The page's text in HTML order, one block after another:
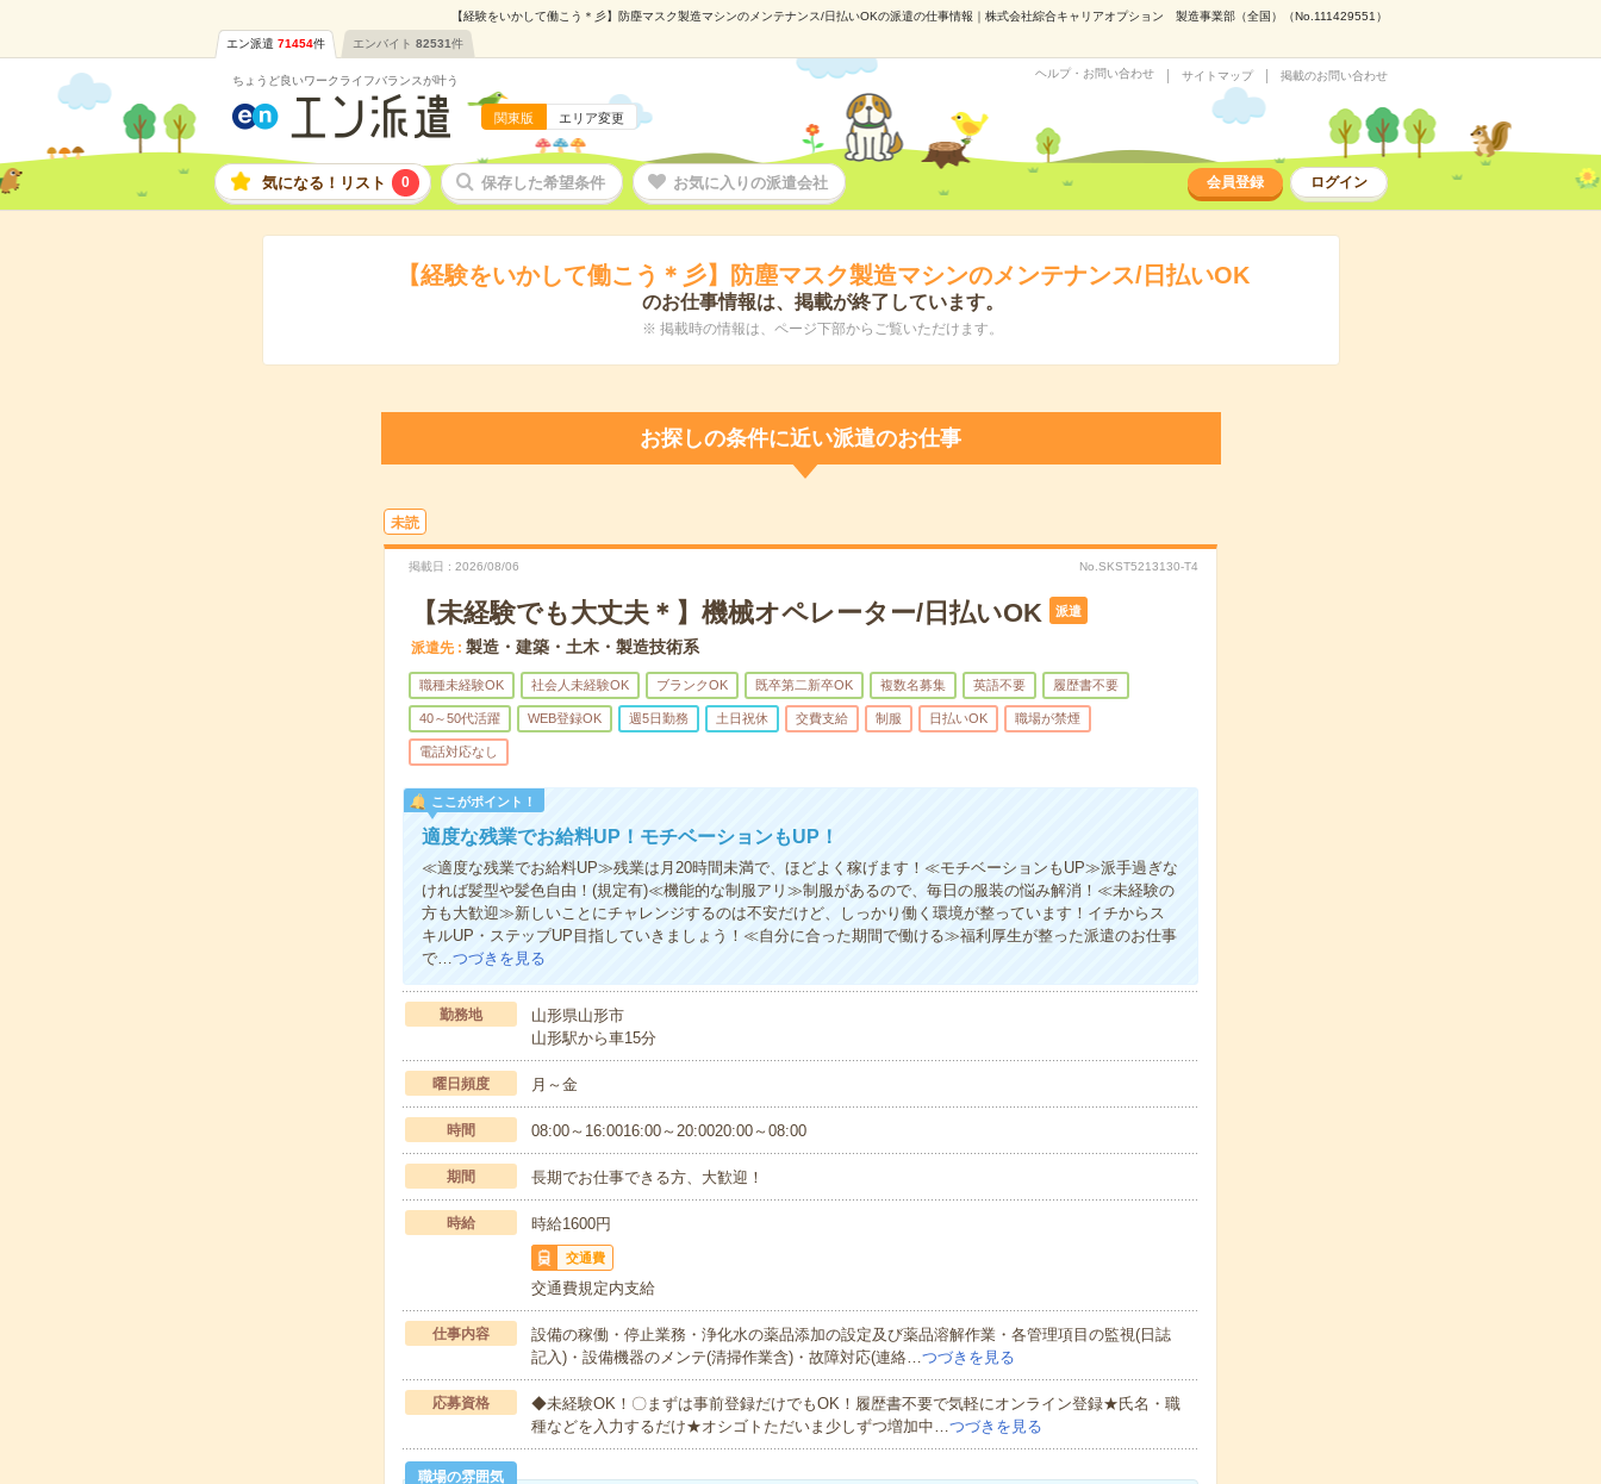
【経験をいかして働こう＊彡】防塵マスク製造マシンのメンテナンス/日払いOKの派遣の仕事情報｜株式会社綜合キャリアオプション 製造事業部（全国）（No.111429551）
エン派遣 71454件 エンバイト 82531件
ちょうど良いワークライフバランスが叶う
関東版 エリア変更
ヘルプ・お問い合わせ サイトマップ 掲載のお問い合わせ
気になる！リスト 0 保存した希望条件 お気に入りの派遣会社 会員登録 ログイン
【経験をいかして働こう＊彡】防塵マスク製造マシンのメンテナンス/日払いOK
のお仕事情報は、掲載が終了しています。
※ 掲載時の情報は、ページ下部からご覧いただけます。
お探しの条件に近い派遣のお仕事
未読
掲載日 2026/08/06 No.SKST5213130-T4
【未経験でも大丈夫＊】機械オペレーター/日払いOK 派遣
派遣先 製造・建築・土木・製造技術系
職種未経験OK 社会人未経験OK ブランクOK 既卒第二新卒OK 複数名募集 英語不要 履歴書不要
40～50代活躍 WEB登録OK 週5日勤務 土日祝休 交費支給 制服 日払いOK 職場が禁煙
電話対応なし
ここがポイント！
適度な残業でお給料UP！モチベーションもUP！
≪適度な残業でお給料UP≫残業は月20時間未満で、ほどよく稼げます！≪モチベーションもUP≫派手過ぎな
ければ髪型や髪色自由！(規定有)≪機能的な制服アリ≫制服があるので、毎日の服装の悩み解消！≪未経験の
方も大歓迎≫新しいことにチャレンジするのは不安だけど、しっかり働く環境が整っています！イチからス
キルUP・ステップUP目指していきましょう！≪自分に合った期間で働ける≫福利厚生が整った派遣のお仕事
で…つづきを見る
勤務地
山形県山形市
山形駅から車15分
曜日頻度 月～金
時間 08:00～16:0016:00～20:0020:00～08:00
期間 長期でお仕事できる方、大歓迎！
時給 時給1600円
交通費
交通費規定内支給
仕事内容
設備の稼働・停止業務・浄化水の薬品添加の設定及び薬品溶解作業・各管理項目の監視(日誌
記入)・設備機器のメンテ(清掃作業含)・故障対応(連絡…つづきを見る
応募資格
◆未経験OK！〇まずは事前登録だけでもOK！履歴書不要で気軽にオンライン登録★氏名・職
種などを入力するだけ★オシゴトただいま少しずつ増加中…つづきを見る
職場の雰囲気